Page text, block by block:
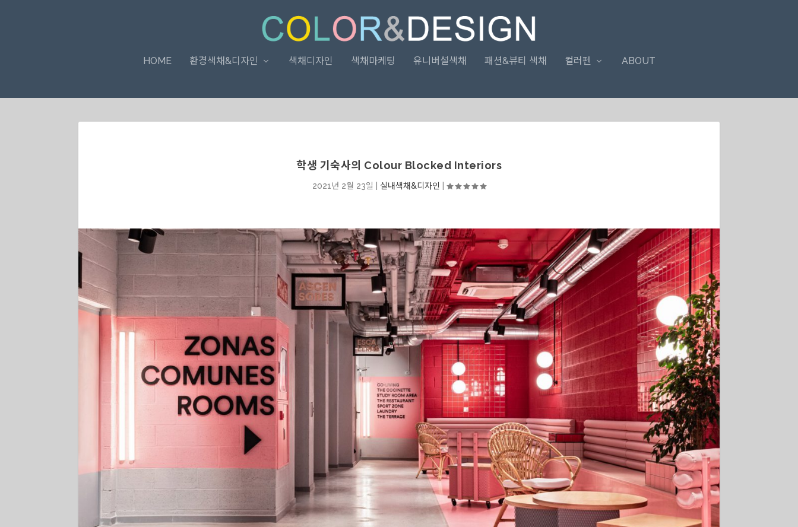
HOME 환경색채&디자인 색채디자인 색채마케팅 유니버설색채 패션&뷰티 색채 컬러펜 ABOUT
학생 기숙사의 Colour Blocked Interiors
2021년 2월 23일 실내색채&디자인